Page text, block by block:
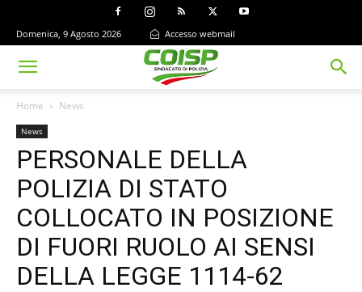
Domenica, 9 Agosto 2026 Accesso webmail
Home News
News
PERSONALE DELLA
POLIZIA DI STATO
COLLOCATO IN POSIZIONE
DI FUORI RUOLO AI SENSI
DELLA LEGGE 1114-62